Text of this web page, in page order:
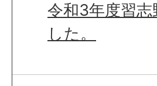
令和3年度習
した。